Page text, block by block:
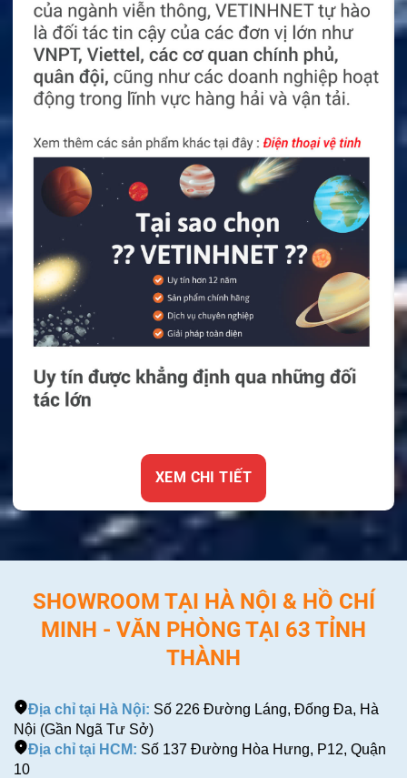
XEM CHI TIẾT
SHOWROOM TẠI HÀ NỘI & HỒ CHÍ
MINH - VĂN PHÒNG TẠI 63 TỈNH
THÀNH
Địa chỉ tại Hà Nội: Số 226 Đường Láng, Đống Đa, Hà
Nội (Gần Ngã Tư Sở)
Địa chỉ tại HCM: Số 137 Đường Hòa Hưng, P12, Quận
10